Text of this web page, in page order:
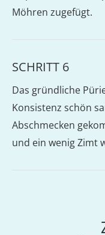
Möhren zugefügt.
SCHRITT 6
Das gründliche
Konsistenz schön
Abschmecken
und ein wenig Zimt